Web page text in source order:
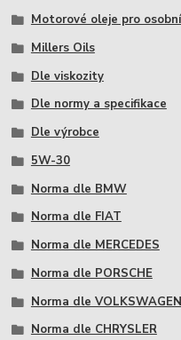
Motorové oleje pro
Millers Oils
Dle viskozity
Dle normy a specifikace
Dle výrobce
5W-30
Norma dle BMW
Norma dle FIAT
Norma dle MERCEDES
Norma dle PORSCHE
Norma dle VOLKSWAGEN
Norma dle CHRYSLER